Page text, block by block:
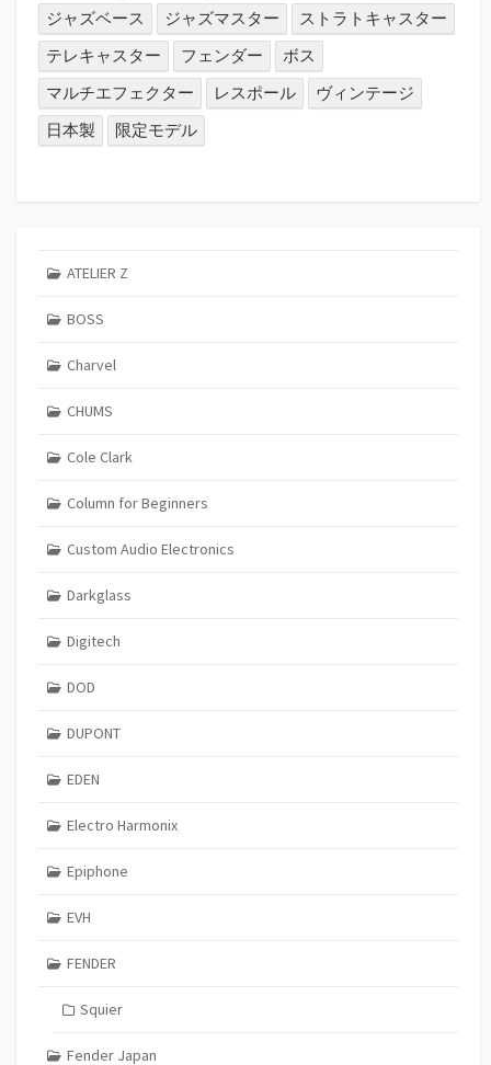
ジャズベース
ジャズマスター
ストラトキャスター
テレキャスター
フェンダー
ボス
マルチエフェクター
レスポール
ヴィンテージ
日本製
限定モデル
ATELIER Z
BOSS
Charvel
CHUMS
Cole Clark
Column for Beginners
Custom Audio Electronics
Darkglass
Digitech
DOD
DUPONT
EDEN
Electro Harmonix
Epiphone
EVH
FENDER
Squier
Fender Japan